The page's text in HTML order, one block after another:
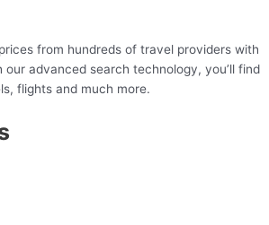
from hundreds of travel providers with
our advanced search technology, you’ll find
flights and much more.